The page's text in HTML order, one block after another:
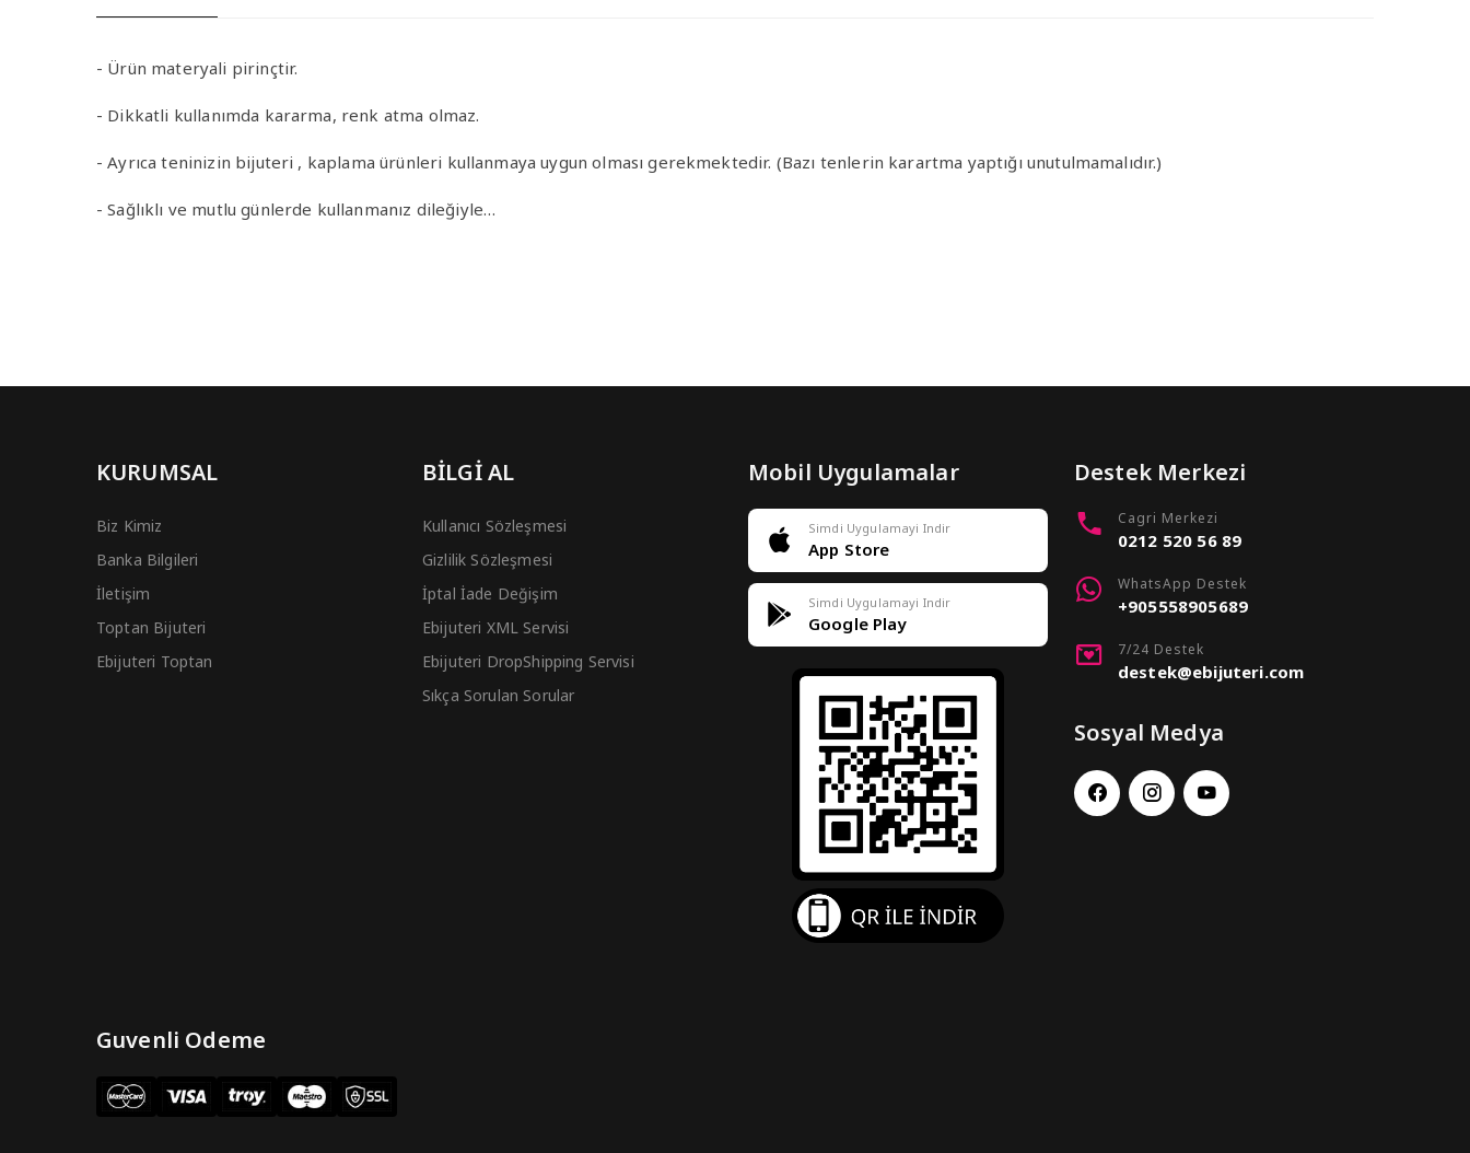
- Ürün materyali pirinçtir.
- Dikkatli kullanımda kararma, renk atma olmaz.
- Ayrıca teninizin bijuteri , kaplama ürünleri kullanmaya uygun olması gerekmektedir. (Bazı tenlerin karartma yaptığı unutulmamalıdır.)
- Sağlıklı ve mutlu günlerde kullanmanız dileğiyle…
KURUMSAL
Biz Kimiz
Banka Bilgileri
İletişim
Toptan Bijuteri
Ebijuteri Toptan
BİLGİ AL
Kullanıcı Sözleşmesi
Gizlilik Sözleşmesi
İptal İade Değişim
Ebijuteri XML Servisi
Ebijuteri DropShipping Servisi
Sıkça Sorulan Sorular
Mobil Uygulamalar
Simdi Uygulamayi Indir
App Store
Simdi Uygulamayi Indir
Google Play
Destek Merkezi
Cagri Merkezi
0212 520 56 89
WhatsApp Destek
+905558905689
7/24 Destek
destek@ebijuteri.com
Sosyal Medya
Guvenli Odeme